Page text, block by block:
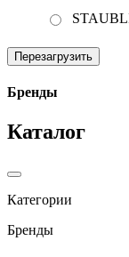
Перезагрузить
Бренды
Каталог
Категории
Бренды